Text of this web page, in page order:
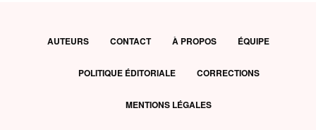
AUTEURS CONTACT À PROPOS ÉQUIPE
POLITIQUE ÉDITORIALE CORRECTIONS
MENTIONS LÉGALES